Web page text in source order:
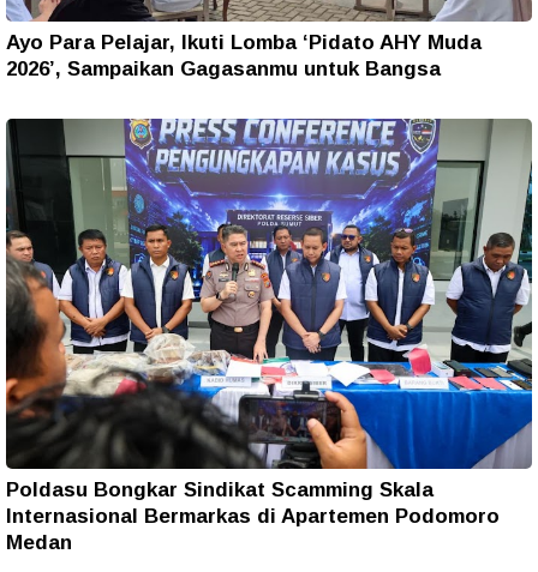
Ayo Para Pelajar, Ikuti Lomba ‘Pidato AHY Muda
2026’, Sampaikan Gagasanmu untuk Bangsa
Poldasu Bongkar Sindikat Scamming Skala
Internasional Bermarkas di Apartemen Podomoro
Medan